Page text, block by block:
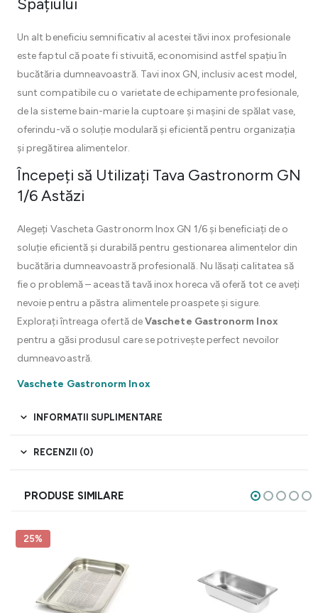
Un alt beneficiu semnificativ al acestei tăvi inox profesionale
este faptul că poate fi stivuită, economisind astfel spațiu în
bucătăria dumneavoastră. Tavi inox GN, inclusiv acest model,
sunt compatibile cu o varietate de echipamente profesionale,
de la sisteme bain-marie la cuptoare și mașini de spălat vase,
oferindu-vă o soluție modulară și eficientă pentru organizația
și pregătirea alimentelor.
Începeți să Utilizați Tava Gastronorm GN
1/6 Astăzi
Alegeți Vascheta Gastronorm Inox GN 1/6 și beneficiați de o
soluție eficientă și durabilă pentru gestionarea alimentelor din
bucătăria dumneavoastră profesională. Nu lăsați calitatea să
fie o problemă – această tavă inox horeca vă oferă tot ce aveți
nevoie pentru a păstra alimentele proaspete și sigure.
Explorați întreaga ofertă deVaschete Gastronorm Inox
pentru a găsi produsul care se potrivește perfect nevoilor
dumneavoastră.
Vaschete Gastronorm Inox
INFORMATII SUPLIMENTARE
RECENZII (0)
PRODUSE SIMILARE
25%